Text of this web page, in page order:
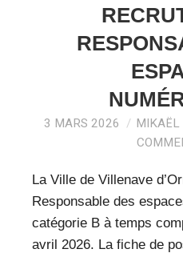
3 MARS 2026 MIKAËL
La Ville de Villenave
Responsable des
catégorie B à temps
avril 2026. La fiche de